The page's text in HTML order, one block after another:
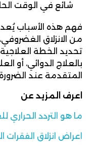
شائع في الوقت
فهم هذه الأسباب
من الانزلاق
تحديد الخطة
بالعلاج الدوائي، أو
المتقدمة عند
اعرف المزيد عن
ما هو التردد الحراري
اعراض انزلاق الفقرات